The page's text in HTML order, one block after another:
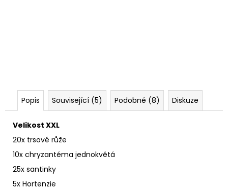
Popis Související (5) Podobné (8) Diskuze
Velikost XXL
20x trsové růže
10x chryzantéma jednokvětá
25x santinky
5x Hortenzie